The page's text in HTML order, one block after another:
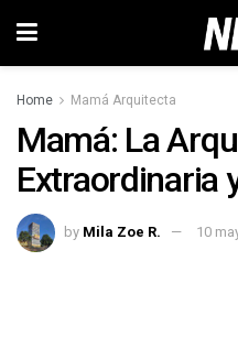
Home Mamá Arquitecta
Mamá: La
Extraordinaria
by Mila Zoe R. 10